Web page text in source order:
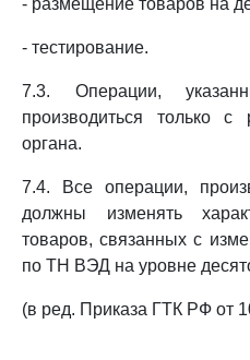
- размещение товаров на
- тестирование.
7.3. Операции,
производиться только с
органа.
7.4. Все операции,
должны изменять
товаров, связанных с
по ТН ВЭД на уровне
(в ред. Приказа ГТК РФ от